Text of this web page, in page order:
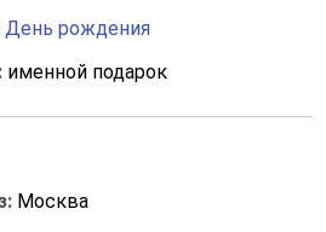
День рождения
именной подарок
Москва